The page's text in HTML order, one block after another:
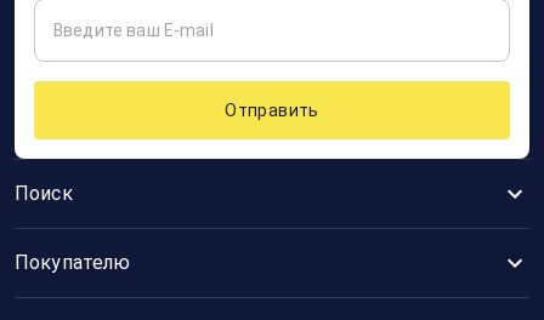
Поиск
Покупателю
Отправить